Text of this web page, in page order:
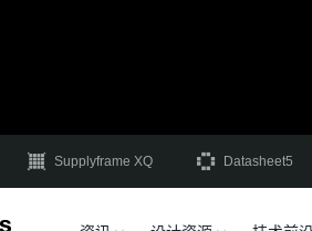
Supplyframe XQ Datasheet5